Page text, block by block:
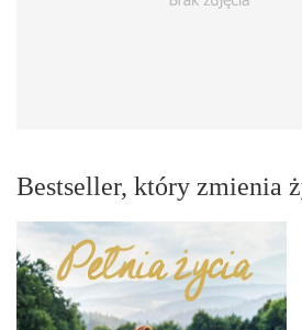
Bestseller, który zmienia